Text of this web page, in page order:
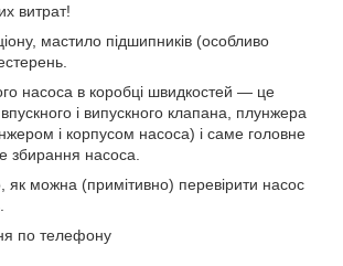
витрат!
мастило підшипників (особливо
насоса в коробці швидкостей — це
і випускного клапана, плунжера
і корпусом насоса) і саме головне
насоса.
як можна (примітивно) перевірити насос
по телефону